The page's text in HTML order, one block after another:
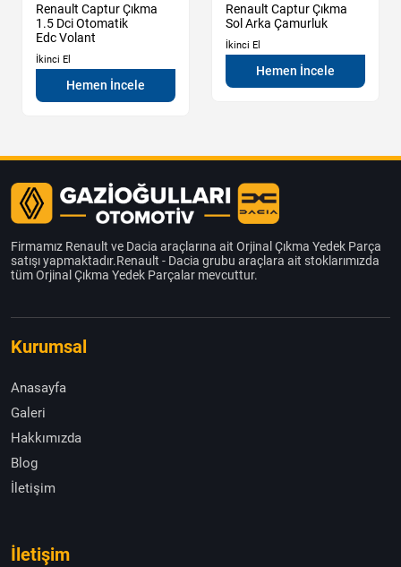
Renault Captur Çıkma
1.5 Dci Otomatik
Edc Volant
İkinci El
Hemen İncele
Renault Captur Çıkma
Sol Arka Çamurluk
İkinci El
Hemen İncele
Firmamız Renault ve Dacia araçlarına ait Orjinal Çıkma Yedek Parça
satışı yapmaktadır.Renault - Dacia grubu araçlara ait stoklarımızda
tüm Orjinal Çıkma Yedek Parçalar mevcuttur.
Kurumsal
Anasayfa
Galeri
Hakkımızda
Blog
İletişim
İletişim